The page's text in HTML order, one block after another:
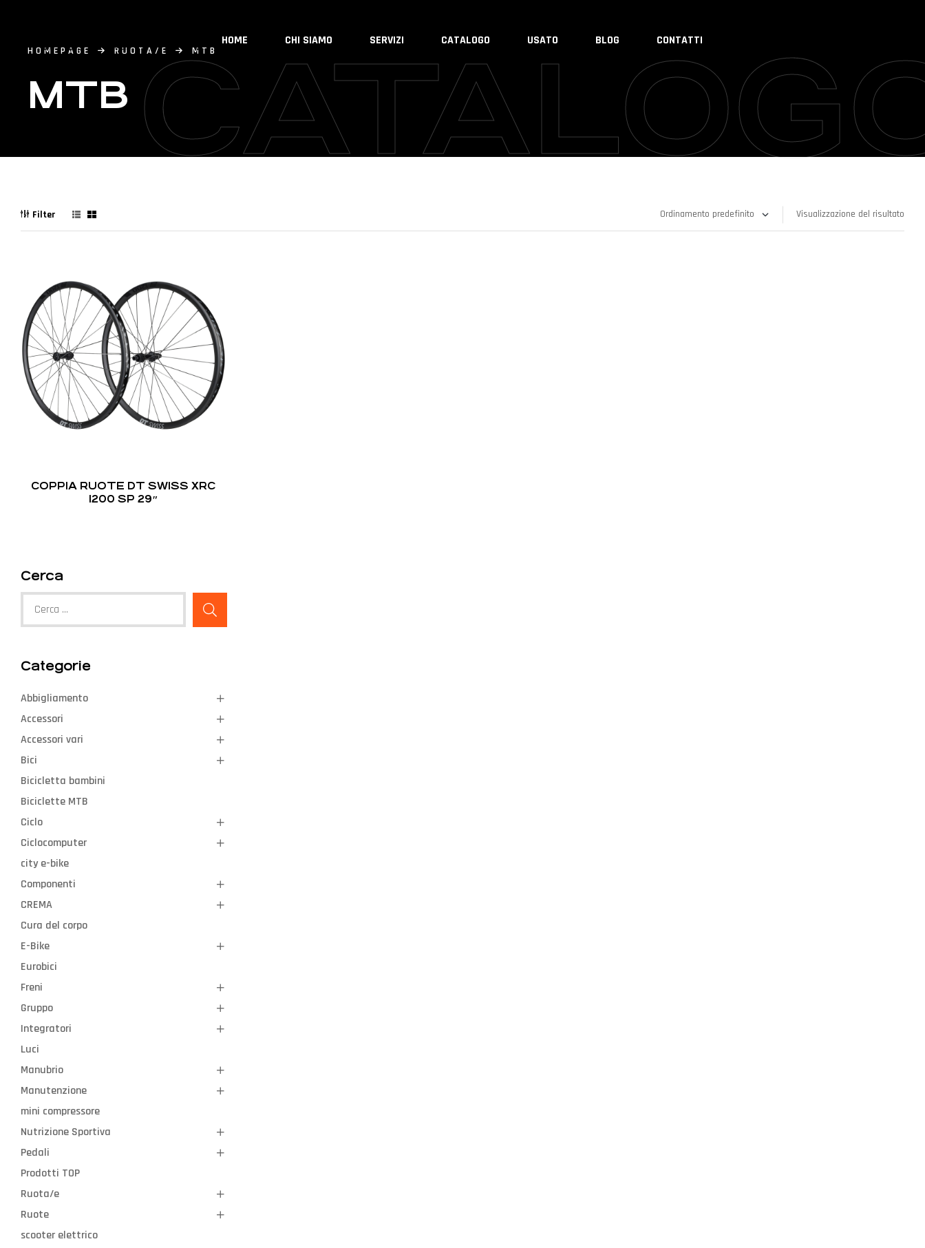
HOME CHI SIAMO SERVIZI CATALOGO USATO BLOG CONTATTI
HOMEPAGE RUOTA/E MTB
MTB
Filter Visualizzazione del risultato
COPPIA RUOTE DT SWISS XRC
1200 SP 29″
Cerca
Categorie
Abbigliamento
Accessori
Accessori vari
Bici
Bicicletta bambini
Biciclette MTB
Ciclo
Ciclocomputer
city e-bike
Componenti
CREMA
Cura del corpo
E-Bike
Eurobici
Freni
Gruppo
Integratori
Luci
Manubrio
Manutenzione
mini compressore
Nutrizione Sportiva
Pedali
Prodotti TOP
Ruota/e
Ruote
scooter elettrico